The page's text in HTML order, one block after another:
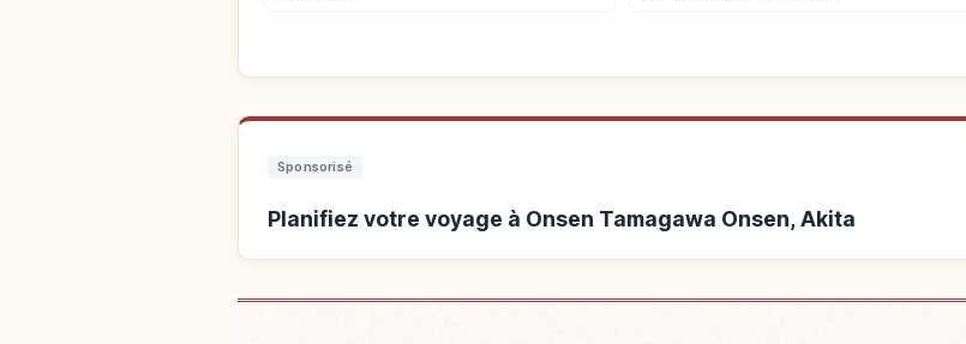
Sponsorisé
Planifiez votre voyage à Onsen Tamagawa Onsen, Akita